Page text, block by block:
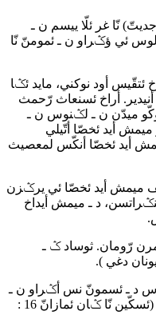
نّا غر ئلّا ييسم ن ـ
ئي ؤݣراو ن ـ ئمومنّ نّا
ئتقّيس أود نوكني، مايد ئݣا
أراخ ئسنعاث رّحمث
ميدّن ن ـ لݣنوس ن ـ
أيد ئخصّا أتّيلي
أيد ئخصّا أنكّس لمعصيث
ميمش أيد ئخصّا ئي يرݣزن
د ـ ميمش أيداخ
رّومان. ثوساد ݣ ـ
دغي ).
د ـ ئسمونّ نس أݣراو ن ـ
ئمومنّ أمزوارو ݣ ـ ثمازيرث ن ـ ؤروبّا (ئسكّين نّا ݣان ئمازانّ 16 :